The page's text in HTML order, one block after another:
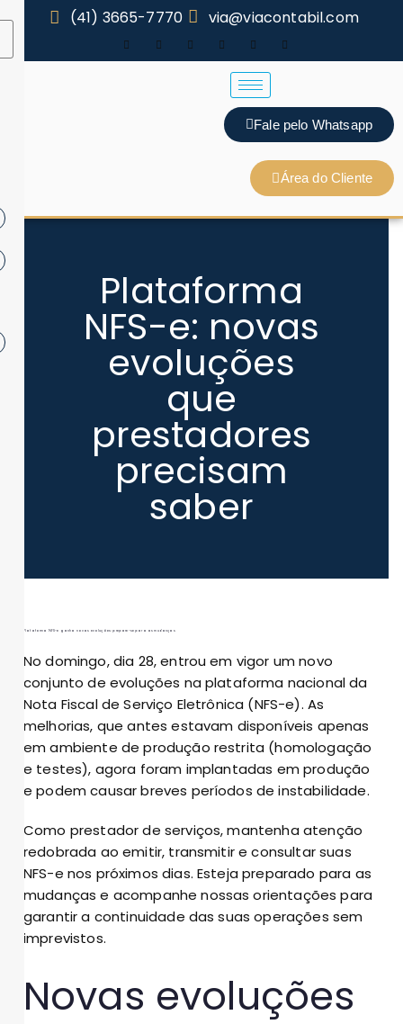
(41) 3665-7770 via@viacontabil.com
Fale pelo Whatsapp
Área do Cliente
Plataforma
NFS-e: novas
evoluções
que
prestadores
precisam
saber
Plataforma NFS-e ganha novas evoluções: prepare-se para as mudanças
No domingo, dia 28, entrou em vigor um novo
conjunto de evoluções na plataforma nacional da
Nota Fiscal de Serviço Eletrônica (NFS-e). As
melhorias, que antes estavam disponíveis apenas
em ambiente de produção restrita (homologação
e testes), agora foram implantadas em produção
e podem causar breves períodos de instabilidade.
Como prestador de serviços, mantenha atenção
redobrada ao emitir, transmitir e consultar suas
NFS-e nos próximos dias. Esteja preparado para as
mudanças e acompanhe nossas orientações para
garantir a continuidade das suas operações sem
imprevistos.
Novas evoluções